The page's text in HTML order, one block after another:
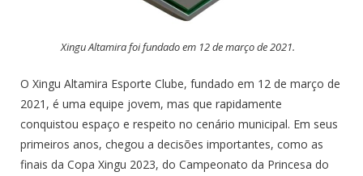
Xingu Altamira foi fundado em 12 de março de 2021.
O Xingu Altamira Esporte Clube, fundado em 12 de março de
2021, é uma equipe jovem, mas que rapidamente
conquistou espaço e respeito no cenário municipal. Em seus
primeiros anos, chegou a decisões importantes, como as
finais da Copa Xingu 2023, do Campeonato da Princesa do